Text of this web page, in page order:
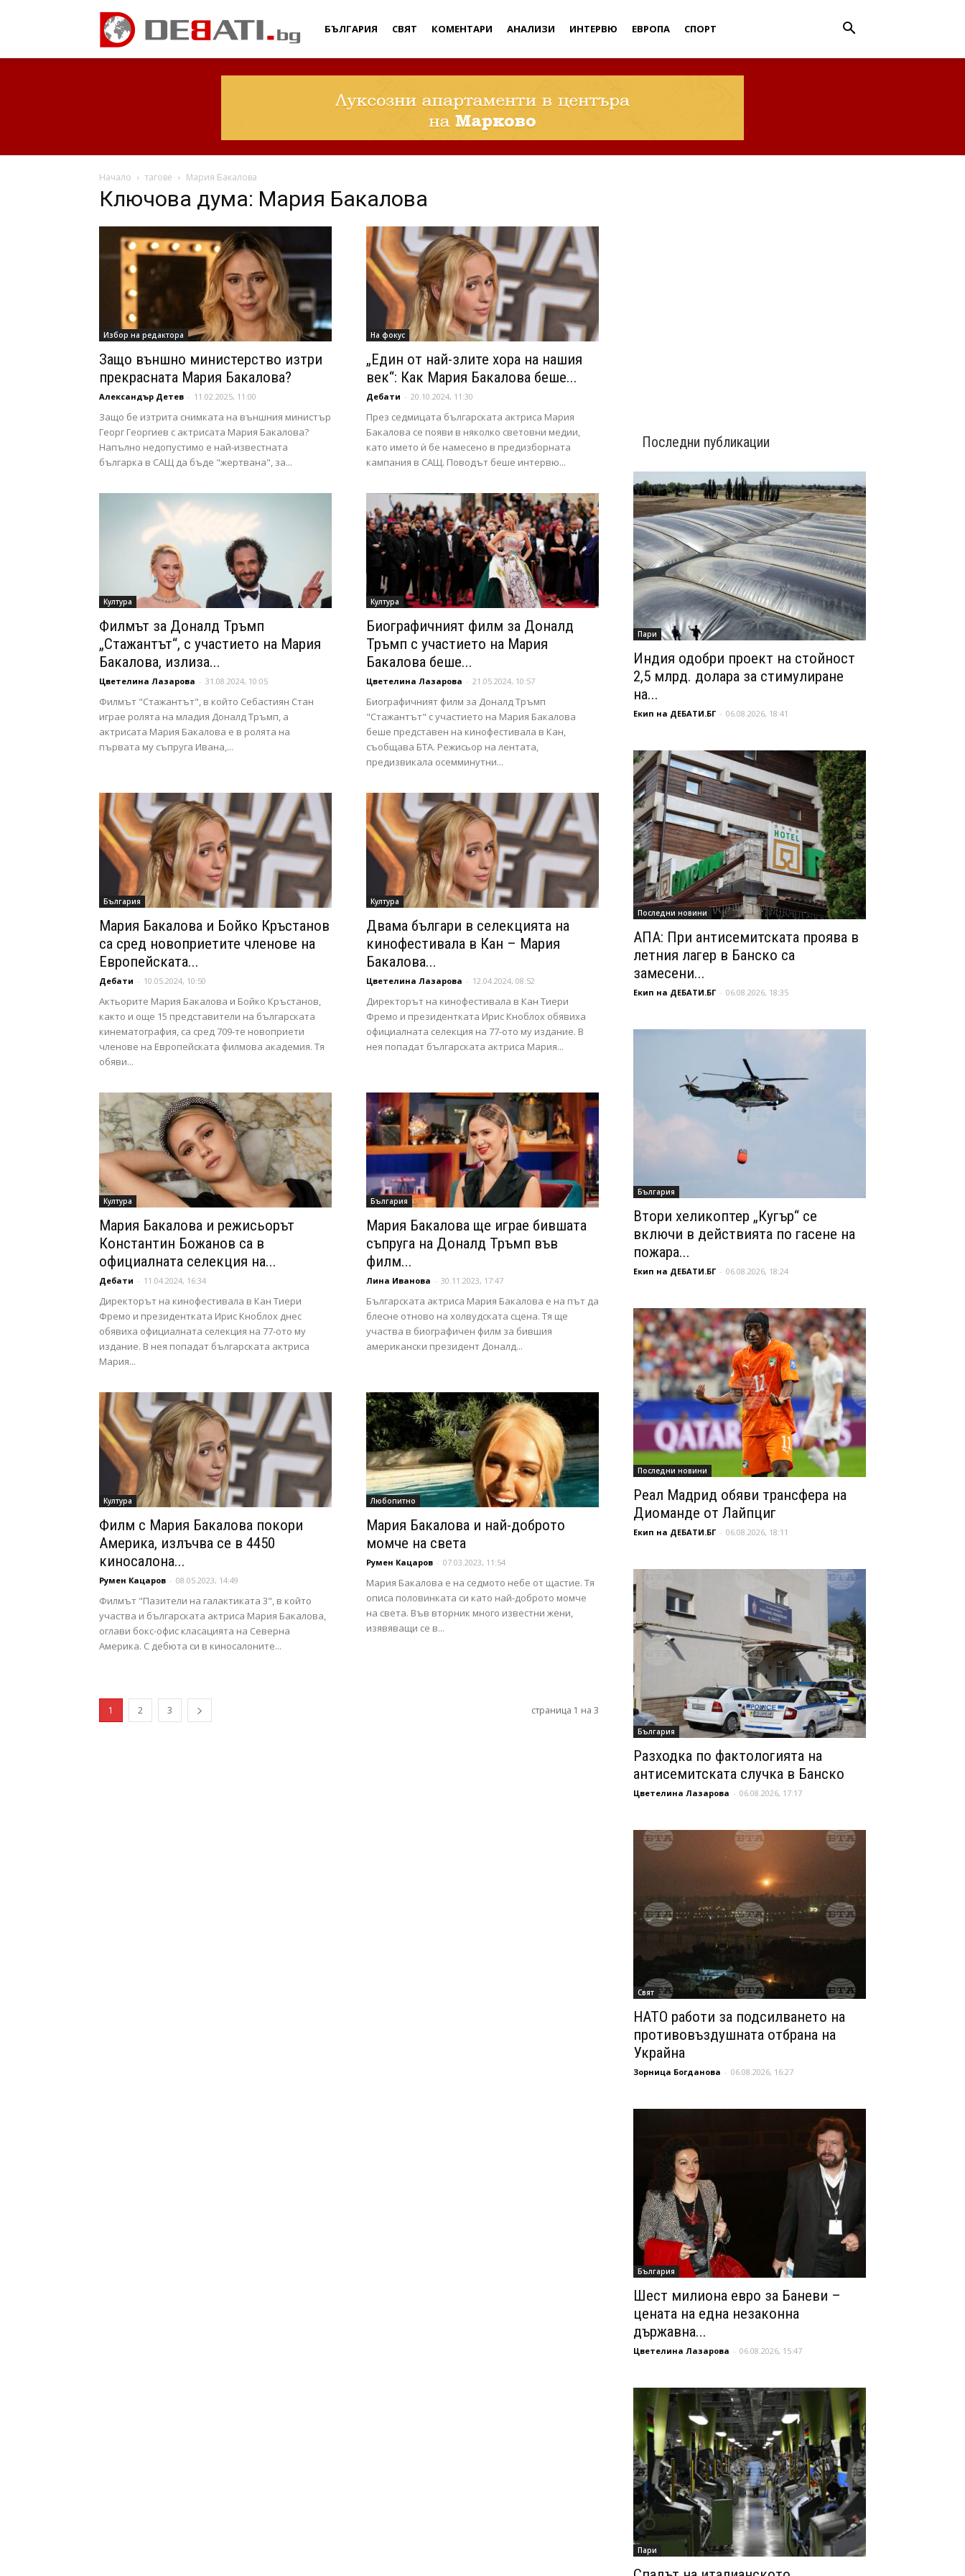
Дебати
БЪЛГАРИЯ СВЯТ КОМЕНТАРИ АНАЛИЗИ ИНТЕРВЮ ЕВРОПА СПОРТ
Начало тагове Мария Бакалова
Ключова дума: Мария Бакалова
Избор на редактора
Защо външно министерство изтри
прекрасната Мария Бакалова?
Александър Детев - 11.02.2025, 11:00
Защо бе изтрита снимката на външния министър
Георг Георгиев с актрисата Мария Бакалова?
Напълно недопустимо е най-известната
българка в САЩ да бъде "жертвана", за...
На фокус
„Един от най-злите хора на нашия
век“: Как Мария Бакалова беше...
Дебати - 20.10.2024, 11:30
През седмицата българската актриса Мария
Бакалова се появи в няколко световни медии,
като името ѝ бе намесено в предизборната
кампания в САЩ. Поводът беше интервю...
Култура
Филмът за Доналд Тръмп
„Стажантът“, с участието на Мария
Бакалова, излиза...
Цветелина Лазарова - 31.08.2024, 10:05
Филмът "Стажантът", в който Себастиян Стан
играе ролята на младия Доналд Тръмп, а
актрисата Мария Бакалова е в ролята на
първата му съпруга Ивана,...
Култура
Биографичният филм за Доналд
Тръмп с участието на Мария
Бакалова беше...
Цветелина Лазарова - 21.05.2024, 10:57
Биографичният филм за Доналд Тръмп
"Стажантът" с участието на Мария Бакалова
беше представен на кинофестивала в Кан,
съобщава БТА. Режисьор на лентата,
предизвикала осемминутни...
България
Мария Бакалова и Бойко Кръстанов
са сред новоприетите членове на
Европейската...
Дебати - 10.05.2024, 10:50
Актьорите Мария Бакалова и Бойко Кръстанов,
както и още 15 представители на българската
кинематография, са сред 709-те новоприети
членове на Европейската филмова академия. Тя
обяви...
Култура
Двама българи в селекцията на
кинофестивала в Кан – Мария
Бакалова...
Цветелина Лазарова - 12.04.2024, 08:52
Директорът на кинофестивала в Кан Тиери
Фремо и президентката Ирис Кноблох обявиха
официалната селекция на 77-ото му издание. В
нея попадат българската актриса Мария...
Култура
Мария Бакалова и режисьорът
Константин Божанов са в
официалната селекция на...
Дебати - 11.04.2024, 16:34
Директорът на кинофестивала в Кан Тиери
Фремо и президентката Ирис Кноблох днес
обявиха официалната селекция на 77-ото му
издание. В нея попадат българската актриса
Мария...
България
Мария Бакалова ще играе бившата
съпруга на Доналд Тръмп във
филм...
Лина Иванова - 30.11.2023, 17:47
Българската актриса Мария Бакалова е на път да
блесне отново на холвудската сцена. Тя ще
участва в биографичен филм за бившия
американски президент Доналд...
Култура
Филм с Мария Бакалова покори
Америка, излъчва се в 4450
киносалона...
Румен Кацаров - 08.05.2023, 14:49
Филмът "Пазители на галактиката 3", в който
участва и българската актриса Мария Бакалова,
оглави бокс-офис класацията на Северна
Америка. С дебюта си в киносалоните...
Любопитно
Мария Бакалова и най-доброто
момче на света
Румен Кацаров - 07.03.2023, 11:54
Мария Бакалова е на седмото небе от щастие. Тя
описа половинката си като най-доброто момче
на света. Във вторник много известни жени,
изявяващи се в...
1 2 3 страница 1 на 3
Последни публикации
Пари
Индия одобри проект на стойност
2,5 млрд. долара за стимулиране
на...
Екип на ДЕБАТИ.БГ - 06.08.2026, 18:41
Последни новини
АПА: При антисемитската проява в
летния лагер в Банско са
замесени...
Екип на ДЕБАТИ.БГ - 06.08.2026, 18:35
България
Втори хеликоптер „Кугър“ се
включи в действията по гасене на
пожара...
Екип на ДЕБАТИ.БГ - 06.08.2026, 18:24
Последни новини
Реал Мадрид обяви трансфера на
Диоманде от Лайпциг
Екип на ДЕБАТИ.БГ - 06.08.2026, 18:11
България
Разходка по фактологията на
антисемитската случка в Банско
Цветелина Лазарова - 06.08.2026, 17:17
Свят
НАТО работи за подсилването на
противовъздушната отбрана на
Украйна
Зорница Богданова - 06.08.2026, 16:27
България
Шест милиона евро за Баневи –
цената на една незаконна
държавна...
Цветелина Лазарова - 06.08.2026, 15:47
Пари